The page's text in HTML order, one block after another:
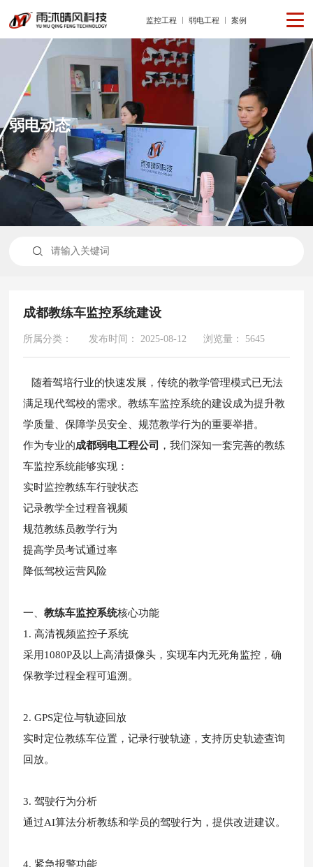
监控工程 弱电工程 案例
弱电动态

成都教练车监控系统建设
所属分类： 发布时间： 2025-08-12 浏览量： 5645
随着驾培行业的快速发展，传统的教学管理模式已无法
满足现代驾校的需求。教练车监控系统的建设成为提升教
学质量、保障学员安全、规范教学行为的重要举措。
作为专业的成都弱电工程公司
，我们深知一套完善的教练
车监控系统能够实现：
实时监控教练车行驶状态
记录教学全过程音视频
规范教练员教学行为
提高学员考试通过率
降低驾校运营风险
一、教练车监控系统核心功能
1. 高清视频监控子系统
采用1080P及以上高清摄像头，实现车内无死角监控，确
保教学过程全程可追溯。
2. GPS定位与轨迹回放
实时定位教练车位置，记录行驶轨迹，支持历史轨迹查询
回放。
3. 驾驶行为分析
通过AI算法分析教练和学员的驾驶行为，提供改进建议。
4. 紧急报警功能